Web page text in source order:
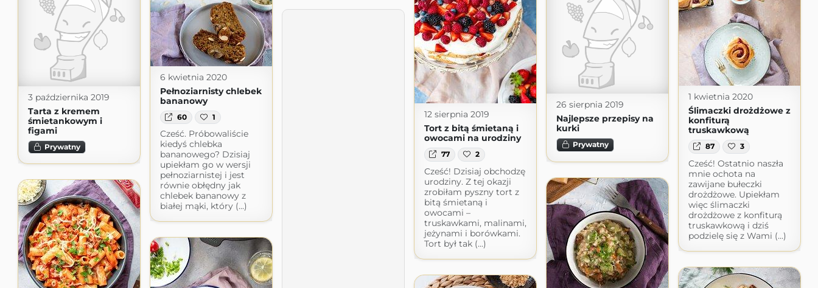
6 kwietnia 2020
Pełnoziarnisty chlebek
bananowy
60 1
Cześć. Próbowaliście
kiedyś chlebka
bananowego? Dzisiaj
upiekłam go w wersji
pełnoziarnistej i jest
równie obłędny jak
chlebek bananowy z
białej mąki, który (...)
1 kwietnia 2020
Ślimaczki drożdżowe z
konfiturą
truskawkową
87 3
Cześć! Ostatnio naszła
mnie ochota na
zawijane bułeczki
drożdżowe. Upiekłam
więc ślimaczki
drożdżowe z konfiturą
truskawkową i dziś
podzielę się z Wami (...)
3 października 2019
Tarta z kremem
śmietankowym i
figami
Prywatny
26 sierpnia 2019
Najlepsze przepisy na
kurki
Prywatny
12 sierpnia 2019
Tort z bitą śmietaną i
owocami na urodziny
77 2
Cześć! Dzisiaj obchodzę
urodziny. Z tej okazji
zrobiłam pyszny tort z
bitą śmietaną i
owocami –
truskawkami, malinami,
jeżynami i borówkami.
Tort był tak (...)